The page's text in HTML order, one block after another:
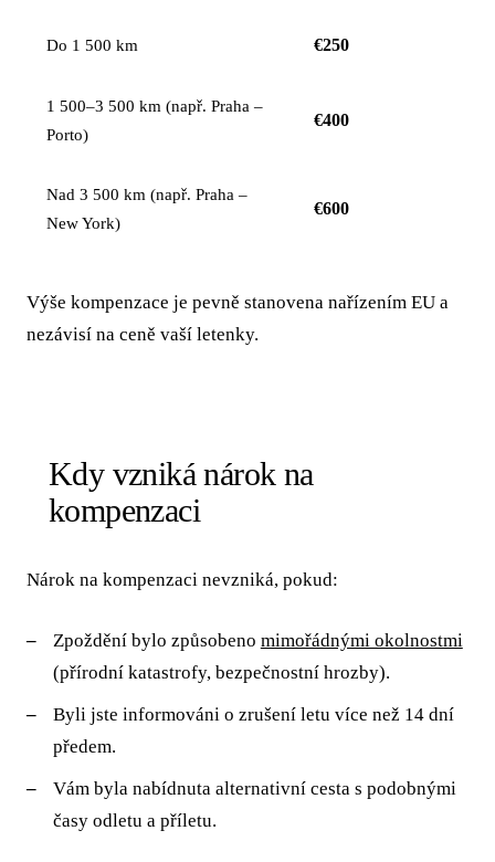
Do 1 500 km €250
1 500–3 500 km (např. Praha –
Porto)
€400
Nad 3 500 km (např. Praha –
New York)
€600
Výše kompenzace je pevně stanovena nařízením EU a
nezávisí na ceně vaší letenky.
Kdy vzniká nárok na
kompenzaci
Nárok na kompenzaci nevzniká, pokud:
Zpoždění bylo způsobeno mimořádnými okolnostmi
(přírodní katastrofy, bezpečnostní hrozby).
Byli jste informováni o zrušení letu více než 14 dní
předem.
Vám byla nabídnuta alternativní cesta s podobnými
časy odletu a příletu.